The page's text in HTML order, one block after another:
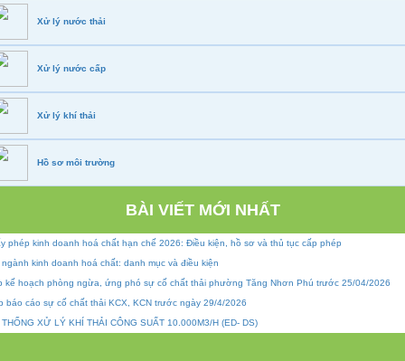
Xử lý nước thải
Xử lý nước cấp
Xử lý khí thải
Hồ sơ môi trường
BÀI VIẾT MỚI NHẤT
phép kinh doanh hoá chất hạn chế 2026: Điều kiện, hồ sơ và thủ tục cấp phép
ngành kinh doanh hoá chất: danh mục và điều kiện
kế hoạch phòng ngừa, ứng phó sự cố chất thải phường Tăng Nhơn Phú trước 25/04/2026
báo cáo sự cố chất thải KCX, KCN trước ngày 29/4/2026
THỐNG XỬ LÝ KHÍ THẢI CÔNG SUẤT 10.000M3/H (ED- DS)